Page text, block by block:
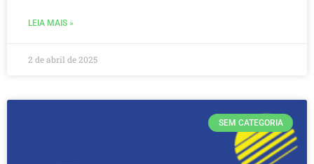
LEIA MAIS »
2 de abril de 2025
SEM CATEGORIA